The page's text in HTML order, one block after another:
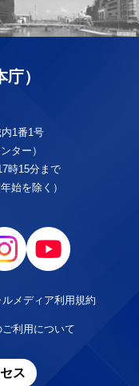
）
1番1号
ター）
時15分まで
始を除く）
ルメディア利用規約
利用について
ス